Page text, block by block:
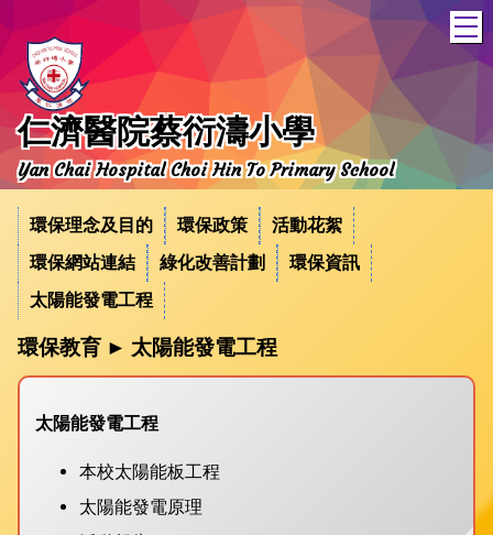
仁濟醫院蔡衍濤小學
Yan Chai Hospital Choi Hin To Primary School
環保理念及目的 環保政策
活動花絮
環保網站連結
綠化改善計劃
環保資訊
太陽能發電工程
環保教育 ► 太陽能發電工程
太陽能發電工程
本校太陽能板工程
太陽能發電原理